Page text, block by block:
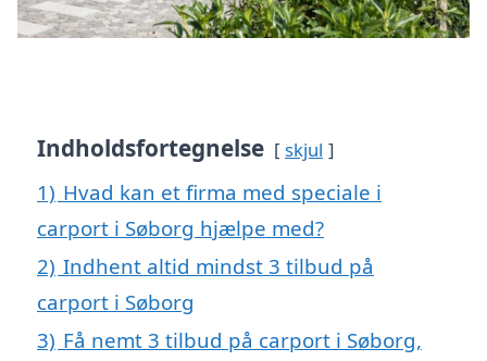
Indholdsfortegnelse skjul
1) Hvad kan et firma med speciale i
carport i Søborg hjælpe med?
2) Indhent altid mindst 3 tilbud på
carport i Søborg
3) Få nemt 3 tilbud på carport i Søborg,